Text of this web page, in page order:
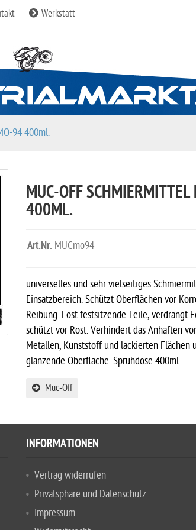
Werkstatt
94 400ml.
MUC-OFF
400ML.
Art.Nr. MUCmo94
universelles und sehr vielseitiges
Einsatzbereich. Schützt Oberflächen vor
Reibung. Löst festsitzende Teile, verdrängt
schützt vor Rost. Verhindert das Anhaften
Metallen, Kunststoff und lackierten Flächen
glänzende Oberfläche. Sprühdose 400ml.
Muc-Off
INFORMATIONEN
Vertrag widerrufen
Privatsphäre und Datenschutz
Impressum